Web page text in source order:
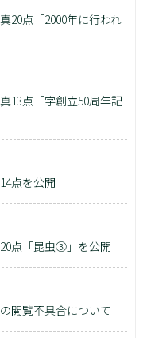
20点「2000年に行われ
13点「字創立50周年記
点を公開
点「昆虫③」を公開
閲覧不具合について